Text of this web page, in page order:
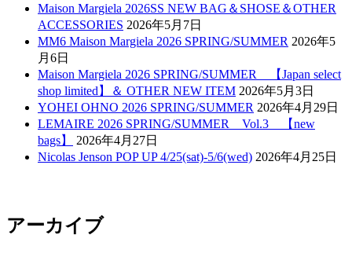
Maison Margiela 2026SS NEW BAG＆SHOSE＆OTHER
ACCESSORIES 2026年5月7日
MM6 Maison Margiela 2026 SPRING/SUMMER 2026年5
月6日
Maison Margiela 2026 SPRING/SUMMER 【Japan select
shop limited】＆ OTHER NEW ITEM 2026年5月3日
YOHEI OHNO 2026 SPRING/SUMMER 2026年4月29日
LEMAIRE 2026 SPRING/SUMMER Vol.3 【new
bags】
2026年4月27日
Nicolas Jenson POP UP 4/25(sat)-5/6(wed) 2026年4月25日
アーカイブ